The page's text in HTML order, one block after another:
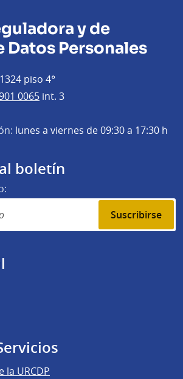
y de
Datos Personales
piso 4°
0065 int. 3
lunes a viernes de 09:30 a 17:30 h
boletín
Suscribirse
la URCDP